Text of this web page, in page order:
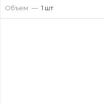
Объем — 1 шт